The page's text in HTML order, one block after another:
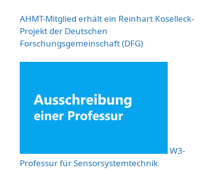
AHMT-Mitglied erhält ein Reinhart Koselleck-
Projekt der Deutschen
Forschungsgemeinschaft (DFG)
W3-
Professur für Sensorsystemtechnik